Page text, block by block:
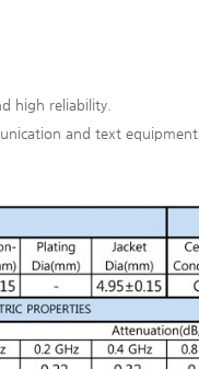
high reliability.
and text equipment.